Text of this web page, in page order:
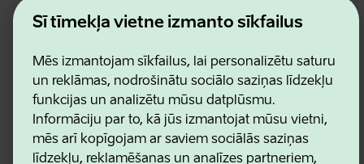
Šī tīmekļa vietne izmanto sīkfailus
Mēs izmantojam sīkfailus, lai personalizētu saturu
un reklāmas, nodrošinātu sociālo saziņas līdzekļu
funkcijas un analizētu mūsu datplūsmu.
Informāciju par to, kā jūs izmantojat mūsu vietni,
mēs arī kopīgojam ar saviem sociālās saziņas
līdzekļu, reklamēšanas un analīzes partneriem,
Estonian Business and Innovation Agency
Kontakti
Lietošanas noteikumi
Sīkdatņu un konfidencialitātes politika